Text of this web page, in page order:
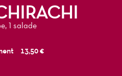
1 salade
13,50 €